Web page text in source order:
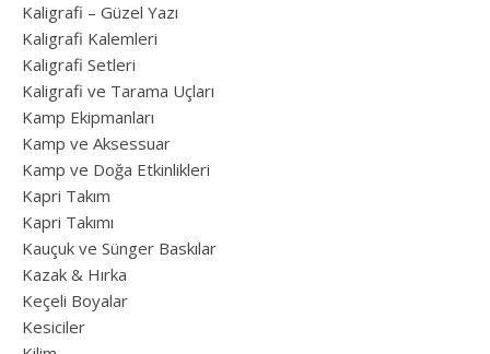
Kaligrafi – Güzel Yazı
Kaligrafi Kalemleri
Kaligrafi Setleri
Kaligrafi ve Tarama Uçları
Kamp Ekipmanları
Kamp ve Aksessuar
Kamp ve Doğa Etkinlikleri
Kapri Takım
Kapri Takımı
Kauçuk ve Sünger Baskılar
Kazak & Hırka
Keçeli Boyalar
Kesiciler